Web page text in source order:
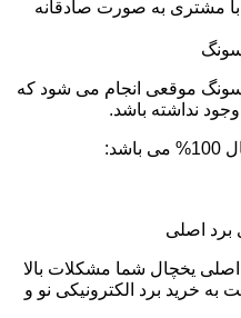
با مشتری به صورت صادقانه
موقعی انجام می شود که
نداشته باشد.
یخچال شما مشکلات بالا
به خرید برد الکترونیکی نو و